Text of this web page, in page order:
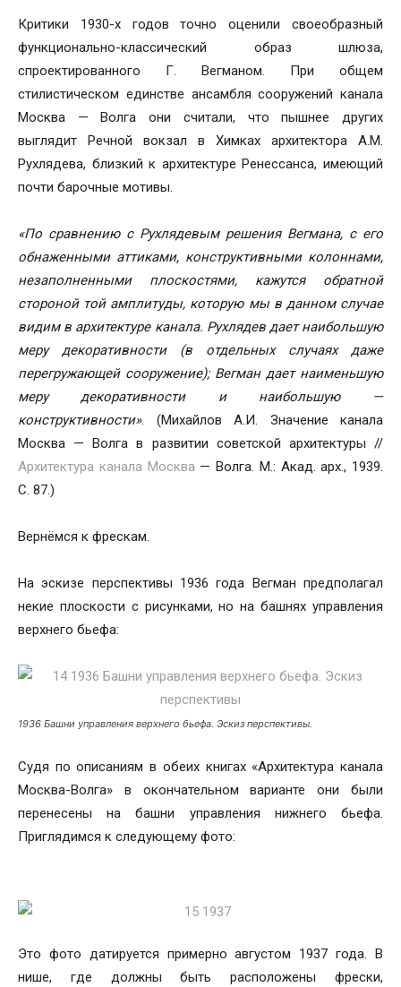
Критики 1930-х годов точно оценили своеобразный
функционально-классический образ шлюза,
спроектированного Г. Вегманом. При общем
стилистическом единстве ансамбля сооружений канала
Москва — Волга они считали, что пышнее других
выглядит Речной вокзал в Химках архитектора A.M.
Рухлядева, близкий к архитектуре Ренессанса, имеющий
почти барочные мотивы.
«По сравнению с Рухлядевым решения Вегмана, с его
обнаженными аттиками, конструктивными колоннами,
незаполненными плоскостями, кажутся обратной
стороной той амплитуды, которую мы в данном случае
видим в архитектуре канала. Рухлядев дает наибольшую
меру декоративности (в отдельных случаях даже
перегружающей сооружение); Вегман дает наименьшую
меру декоративности и наибольшую —
конструктивности». (Михайлов А.И. Значение канала
Москва — Волга в развитии советской архитектуры //
Архитектура канала Москва — Волга. М.: Акад. арх., 1939.
С. 87.)
Вернёмся к фрескам.
На эскизе перспективы 1936 года Вегман предполагал
некие плоскости с рисунками, но на башнях управления
верхнего бьефа:
1936 Башни управления верхнего бьефа. Эскиз перспективы.
Судя по описаниям в обеих книгах «Архитектура канала
Москва-Волга» в окончательном варианте они были
перенесены на башни управления нижнего бьефа.
Приглядимся к следующему фото:
Это фото датируется примерно августом 1937 года. В
нише, где должны быть расположены фрески,